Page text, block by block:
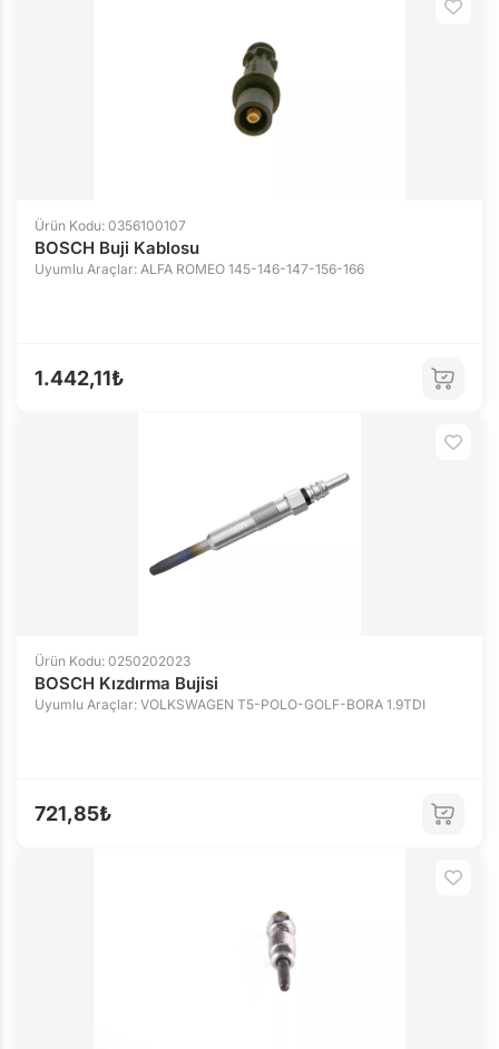
Ürün Kodu: 0356100107
BOSCH Buji Kablosu
Uyumlu Araçlar: ALFA ROMEO 145-146-147-156-166
1.442,11₺
Ürün Kodu: 0250202023
BOSCH Kızdırma Bujisi
Uyumlu Araçlar: VOLKSWAGEN T5-POLO-GOLF-BORA 1.9TDI
721,85₺